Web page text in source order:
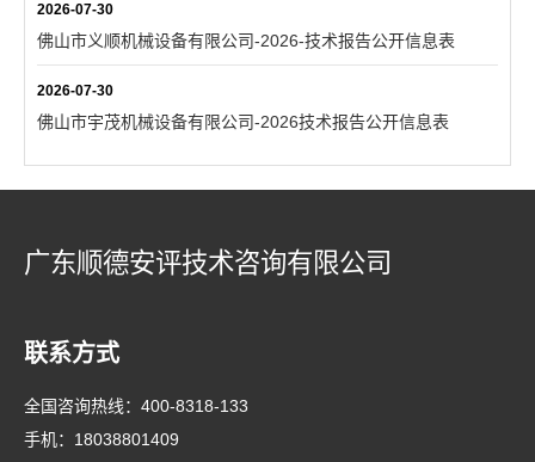
2026-07-30
佛山市义顺机械设备有限公司-2026-技术报告公开信息表
2026-07-30
佛山市宇茂机械设备有限公司-2026技术报告公开信息表
广东顺德安评技术咨询有限公司
联系方式
全国咨询热线： 400-8318-133
手机： 18038801409